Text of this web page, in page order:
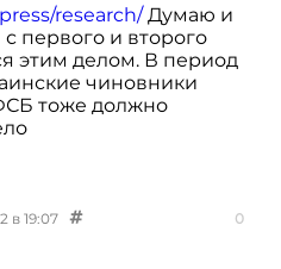
research/Думаю и
первого и второго
этим делом. В период
чиновники
тоже должно
в 19:07 0